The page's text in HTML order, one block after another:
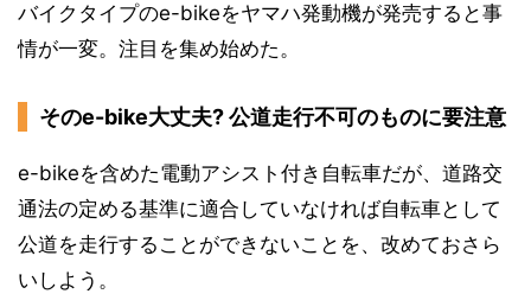
バイクタイプのe-bikeをヤマハ発動機が発売すると事
情が一変。注目を集め始めた。
そのe-bike大丈夫? 公道走行不可のものに要注意
e-bikeを含めた電動アシスト付き自転車だが、道路交
通法の定める基準に適合していなければ自転車として
公道を走行することができないことを、改めておさら
いしよう。